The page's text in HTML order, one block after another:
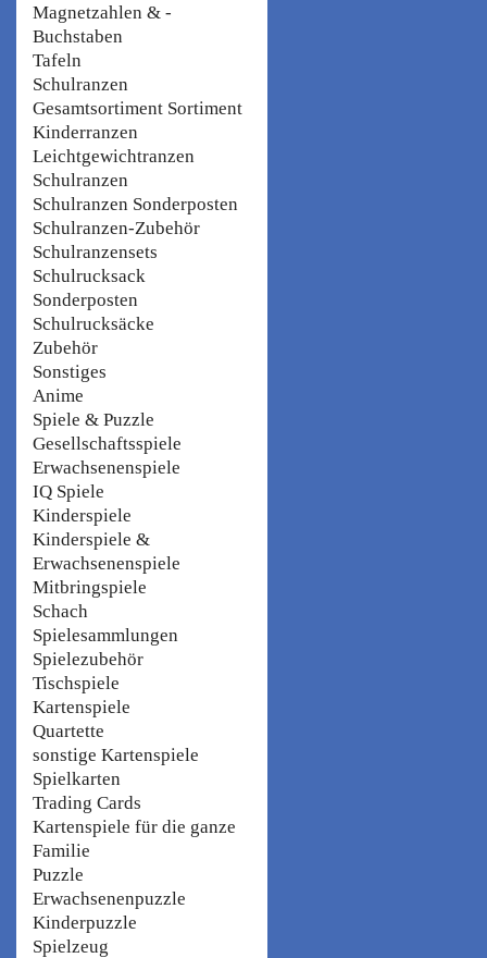
Magnetzahlen & -
Buchstaben
Tafeln
Schulranzen
Gesamtsortiment Sortiment
Kinderranzen
Leichtgewichtranzen
Schulranzen
Schulranzen Sonderposten
Schulranzen-Zubehör
Schulranzensets
Schulrucksack
Sonderposten
Schulrucksäcke
Zubehör
Sonstiges
Anime
Spiele & Puzzle
Gesellschaftsspiele
Erwachsenenspiele
IQ Spiele
Kinderspiele
Kinderspiele &
Erwachsenenspiele
Mitbringspiele
Schach
Spielesammlungen
Spielezubehör
Tischspiele
Kartenspiele
Quartette
sonstige Kartenspiele
Spielkarten
Trading Cards
Kartenspiele für die ganze
Familie
Puzzle
Erwachsenenpuzzle
Kinderpuzzle
Spielzeug